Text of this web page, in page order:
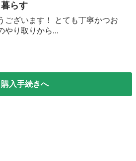
らす
ございます！ とても丁寧かつお
やり取りから...
購入手続きへ